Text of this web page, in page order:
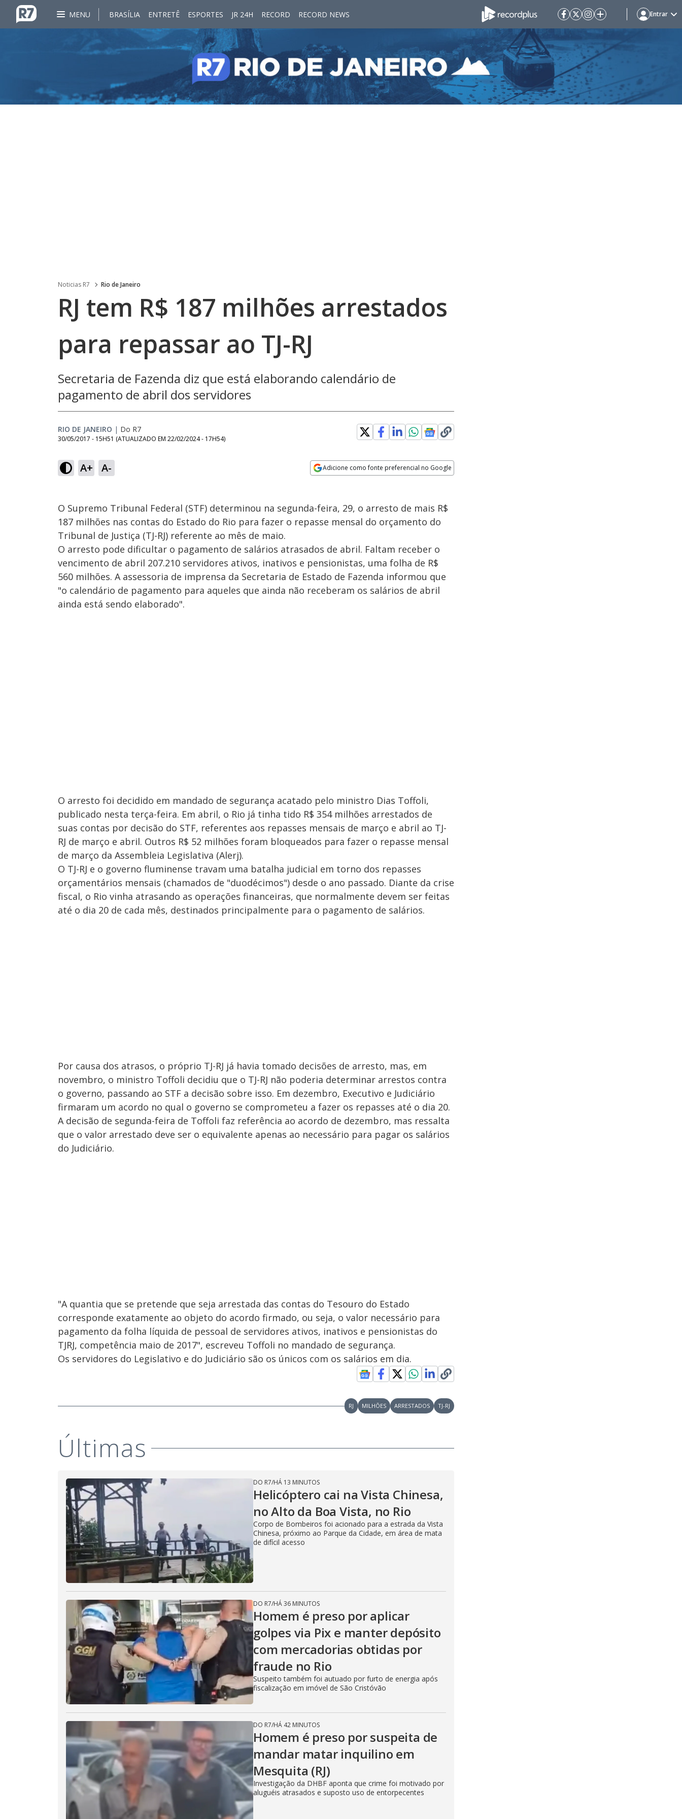
MENU BRASÍLIA ENTRETÊ ESPORTES JR 24H RECORD RECORD NEWS Entrar
Noticias R7 Rio de Janeiro
RJ tem R$ 187 milhões arrestados
para repassar ao TJ-RJ
Secretaria de Fazenda diz que está elaborando calendário de
pagamento de abril dos servidores
RIO DE JANEIRO | Do R7
30/05/2017 - 15H51 (ATUALIZADO EM 22/02/2024 - 17H54)
A+ A- Adicione como fonte preferencial no Google
O Supremo Tribunal Federal (STF) determinou na segunda-feira, 29, o arresto de mais R$
187 milhões nas contas do Estado do Rio para fazer o repasse mensal do orçamento do
Tribunal de Justiça (TJ-RJ) referente ao mês de maio.
O arresto pode dificultar o pagamento de salários atrasados de abril. Faltam receber o
vencimento de abril 207.210 servidores ativos, inativos e pensionistas, uma folha de R$
560 milhões. A assessoria de imprensa da Secretaria de Estado de Fazenda informou que
"o calendário de pagamento para aqueles que ainda não receberam os salários de abril
ainda está sendo elaborado".
O arresto foi decidido em mandado de segurança acatado pelo ministro Dias Toffoli,
publicado nesta terça-feira. Em abril, o Rio já tinha tido R$ 354 milhões arrestados de
suas contas por decisão do STF, referentes aos repasses mensais de março e abril ao TJ-
RJ de março e abril. Outros R$ 52 milhões foram bloqueados para fazer o repasse mensal
de março da Assembleia Legislativa (Alerj).
O TJ-RJ e o governo fluminense travam uma batalha judicial em torno dos repasses
orçamentários mensais (chamados de "duodécimos") desde o ano passado. Diante da crise
fiscal, o Rio vinha atrasando as operações financeiras, que normalmente devem ser feitas
até o dia 20 de cada mês, destinados principalmente para o pagamento de salários.
Por causa dos atrasos, o próprio TJ-RJ já havia tomado decisões de arresto, mas, em
novembro, o ministro Toffoli decidiu que o TJ-RJ não poderia determinar arrestos contra
o governo, passando ao STF a decisão sobre isso. Em dezembro, Executivo e Judiciário
firmaram um acordo no qual o governo se comprometeu a fazer os repasses até o dia 20.
A decisão de segunda-feira de Toffoli faz referência ao acordo de dezembro, mas ressalta
que o valor arrestado deve ser o equivalente apenas ao necessário para pagar os salários
do Judiciário.
"A quantia que se pretende que seja arrestada das contas do Tesouro do Estado
corresponde exatamente ao objeto do acordo firmado, ou seja, o valor necessário para
pagamento da folha líquida de pessoal de servidores ativos, inativos e pensionistas do
TJRJ, competência maio de 2017", escreveu Toffoli no mandado de segurança.
Os servidores do Legislativo e do Judiciário são os únicos com os salários em dia.
RJ MILHÕES ARRESTADOS TJ-RJ
Últimas
DO R7/HÁ 13 MINUTOS
Helicóptero cai na Vista Chinesa,
no Alto da Boa Vista, no Rio
Corpo de Bombeiros foi acionado para a estrada da Vista
Chinesa, próximo ao Parque da Cidade, em área de mata
de difícil acesso
DO R7/HÁ 36 MINUTOS
Homem é preso por aplicar
golpes via Pix e manter depósito
com mercadorias obtidas por
fraude no Rio
Suspeito também foi autuado por furto de energia após
fiscalização em imóvel de São Cristóvão
DO R7/HÁ 42 MINUTOS
Homem é preso por suspeita de
mandar matar inquilino em
Mesquita (RJ)
Investigação da DHBF aponta que crime foi motivado por
aluguéis atrasados e suposto uso de entorpecentes